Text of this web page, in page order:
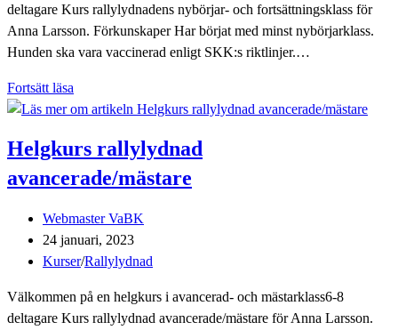
deltagare Kurs rallylydnadens nybörjar- och fortsättningsklass för
Anna Larsson. Förkunskaper Har börjat med minst nybörjarklass.
Hunden ska vara vaccinerad enligt SKK:s riktlinjer.…
Fortsätt läsa
rallylydnad
Helgkurs rallylydnad
avancerade/mästare
Inläggsförfattare:
Webmaster VaBK
Inlägget
publicerat:
24 januari, 2023
Inläggskategori:
Kurser/Rallylydnad
Välkommen på en helgkurs i avancerad- och mästarklass6-8
deltagare Kurs rallylydnad avancerade/mästare för Anna Larsson.